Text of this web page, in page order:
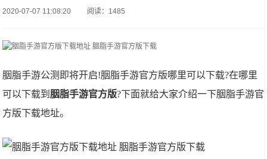
2020-07-07 11:08:20 阅读：1485
胭脂手游公测即将开启!胭脂手游官方版哪里可以下载?在哪里
可以下载到 胭脂手游官方版?下面就给大家介绍一下胭脂手游官
方版下载地址。